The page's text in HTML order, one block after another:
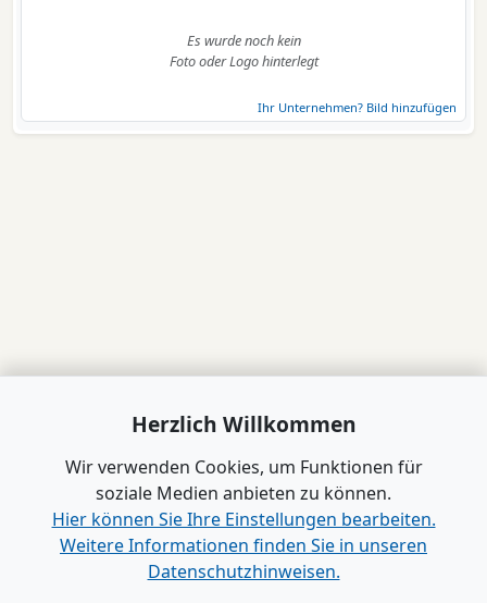
Es wurde noch kein
Foto oder Logo hinterlegt
Ihr Unternehmen? Bild hinzufügen
Herzlich Willkommen
Wir verwenden Cookies, um Funktionen für
soziale Medien anbieten zu können.
Hier können Sie Ihre Einstellungen bearbeiten.
Weitere Informationen finden Sie in unseren
Datenschutzhinweisen.